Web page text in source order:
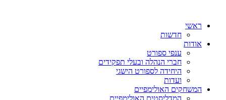
ראשי
חדשות
אודות
ענפי ספורט
חברי הנהלה ובעלי תפקידים
היחידה לספורט הישגי
ועדות
המשחקים האולימפיים
המדליסטים האולימפיים